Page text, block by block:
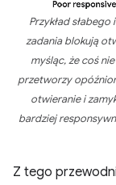
Przykład
zadania blokują
myśląc, że coś
przetworzy
otwieranie i
bardziej
Z tego